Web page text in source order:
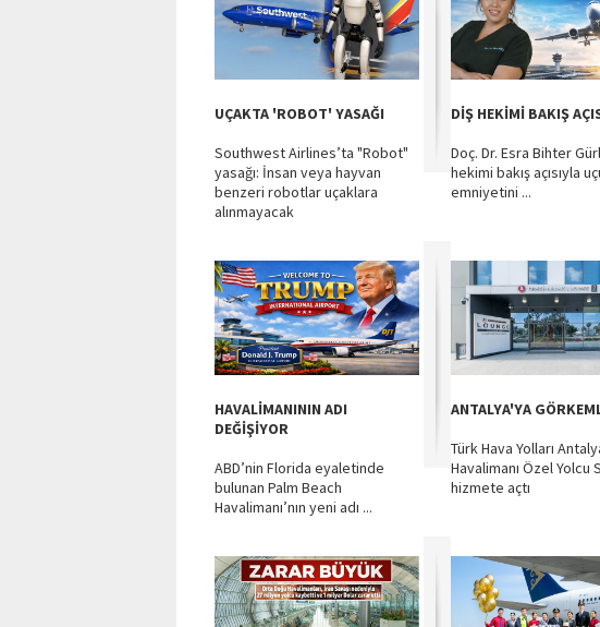
UÇAKTA 'ROBOT' YASAĞI
Southwest Airlines’ta "Robot"
yasağı: İnsan veya hayvan
benzeri robotlar uçaklara
alınmayacak
DİŞ HEKİMİ BAKIŞ
Doç. Dr. Esra Bihter
hekimi bakış açısıyla
emniyetini ...
HAVALİMANININ ADI
DEĞİŞİYOR
ABD’nin Florida eyaletinde
bulunan Palm Beach
Havalimanı’nın yeni adı ...
ANTALYA'YA
Türk Hava Yolları
Havalimanı Özel Yolcu
hizmete açtı